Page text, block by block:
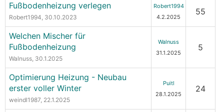
Fußbodenheizung verlegen
Robert1994, 30.10.2023
Robert1994
4.2.2025
55
Welchen Mischer für
Fußbodenheizung
Walnuss, 30.1.2025
Walnuss
31.1.2025
5
Optimierung Heizung - Neubau
erster voller Winter
weindl1987, 22.1.2025
Puitl
28.1.2025
24